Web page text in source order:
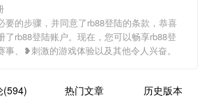
要的步骤，并同意了rb88登陆的条款，恭喜
了rb88登陆账户。现在，您可以畅享rb88登
事、❥刺激的游戏体验以及其他令人兴奋。
(594) 热门文章 历史版本